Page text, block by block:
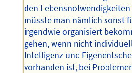
den Lebensnotwendigkeiten
müsste man nämlich sonst
irgendwie organisiert
gehen, wenn nicht
Intelligenz und
vorhanden ist, bei